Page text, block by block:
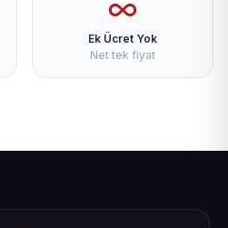
Ek Ücret Yok
Net tek fiyat